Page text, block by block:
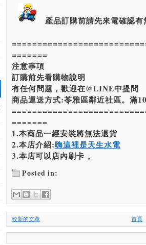
產品訂購前請先來電確認有
=======
注意事項
訂購前先看購物說明
有任何問題，歡迎在@LINE中提問
商品運送方式:苓雅區鄰近社區。滿
=======
1.本商品一經安裝將無法退貨
2.本店介紹:嗨這裡是天生水電
3.本店可以店內刷卡 。
Posted in:
較新的文章 首頁